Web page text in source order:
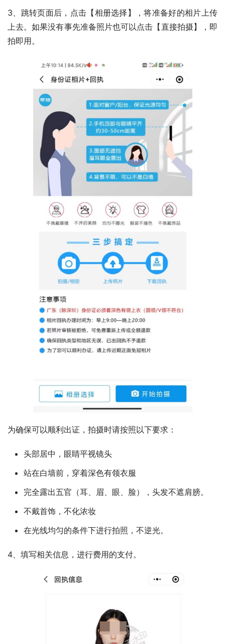
3、跳转页面后，点击【相册选择】，将准备好的相片上传
上去。如果没有事先准备照片也可以点击【直接拍摄】，即
拍即用。
为确保可以顺利出证，拍摄时请按照以下要求：
头部居中，眼睛平视镜头
站在白墙前，穿着深色有领衣服
完全露出五官（耳、眉、眼、脸），头发不遮肩膀。
不戴首饰，不化浓妆
在光线均匀的条件下进行拍照，不逆光。
4、填写相关信息，进行费用的支付。